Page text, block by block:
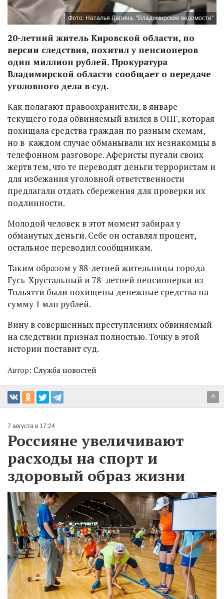
Фото: Наталья Ларина. "Владимирские ведомости"
20-летний житель Кировской области, по
версии следствия, похитил у пенсионеров
один миллион рублей. Прокуратура
Владимирской области сообщает о передаче
уголовного дела в суд.
Как полагают правоохранители, в январе
текущего года обвиняемый влился в ОПГ, которая
похищала средства граждан по разным схемам,
но в каждом случае обманывали их незнакомцы в
телефонном разговоре. Аферисты пугали своих
жертв тем, что те переводят деньги террористам и
для избежания уголовной ответственности
предлагали отдать сбережения для проверки их
подлинности.
Молодой человек в этот момент забирал у
обманутых деньги. Себе он оставлял процент,
остальное переводил сообщникам.
Таким образом у 88-летней жительницы города
Гусь-Хрустальный и 78- летней пенсионерки из
Тольятти были похищены денежные средства на
сумму 1 млн рублей.
Вину в совершенных преступлениях обвиняемый
на следствии признал полностью. Точку в этой
истории поставит суд.
Автор: Служба новостей
^
7 августа в 17:24
Россияне увеличивают
расходы на спорт и
здоровый образ жизни